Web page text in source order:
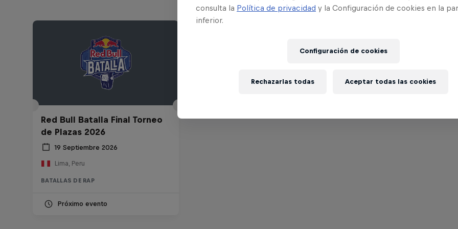
Red Bull Batalla Final Torneo
de Plazas 2026
19 Septiembre 2026
Lima, Peru
BATALLAS DE RAP
Próximo evento
consulta la Política de privacidad y la Configuración de cookies en la
inferior.
Configuración de cookies
Rechazarlas todas Aceptar todas las cookies